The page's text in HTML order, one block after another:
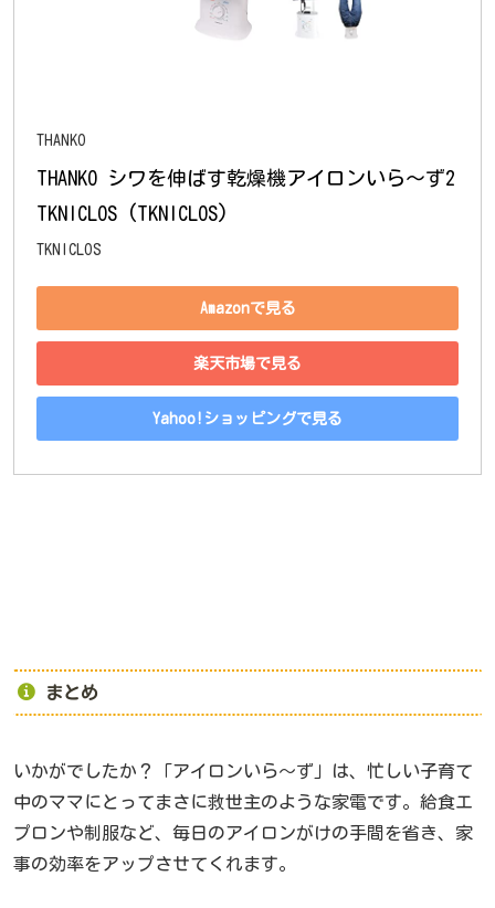
THANKO
THANKO シワを伸ばす乾燥機アイロンいら～ず2
TKNICLOS (TKNICLOS)
TKNICLOS
Amazonで見る
楽天市場で見る
Yahoo!ショッピングで見る
まとめ
いかがでしたか？「アイロンいら〜ず」は、忙しい子育て
中のママにとってまさに救世主のような家電です。給食エ
プロンや制服など、毎日のアイロンがけの手間を省き、家
事の効率をアップさせてくれます。